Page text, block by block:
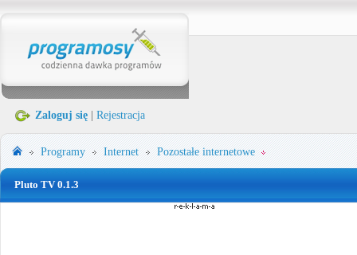
Zaloguj się Rejestracja
Programy Internet Pozostałe internetowe
Pluto TV 0.1.3